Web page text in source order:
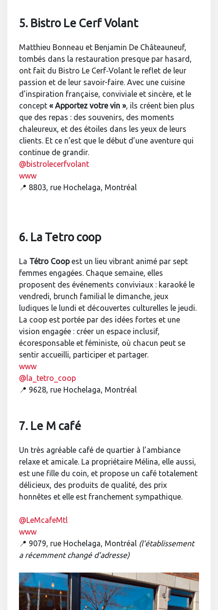
5. Bistro Le Cerf Volant
Matthieu Bonneau et Benjamin De Châteauneuf,
tombés dans la restauration presque par hasard,
ont fait du Bistro Le Cerf‑Volant le reflet de leur
passion et de leur savoir-faire. Avec une cuisine
d’inspiration française, conviviale et sincère, et le
concept « Apportez votre vin », ils créent bien plus
que des repas : des souvenirs, des moments
chaleureux, et des étoiles dans les yeux de leurs
clients. Et ce n’est que le début d’une aventure qui
continue de grandir.
@bistrolecerfvolant
www
📍 8803, rue Hochelaga, Montréal
6. La Tetro coop
La Tétro Coopest un lieu vibrant animé par sept
femmes engagées. Chaque semaine, elles
proposent des événements conviviaux : karaoké le
vendredi, brunch familial le dimanche, jeux
ludiques le lundi et découvertes culturelles le jeudi.
La coop est portée par des idées fortes et une
vision engagée : créer un espace inclusif,
écoresponsable et féministe, où chacun peut se
sentir accueilli, participer et partager.
www
@la_tetro_coop
📍 9628, rue Hochelaga, Montréal
7. Le M café
Un très agréable café de quartier à l’ambiance
relaxe et amicale. La propriétaire Mélina, elle aussi,
est une fille du coin, et propose un café totalement
délicieux, des produits de qualité, des prix
honnêtes et elle est franchement sympathique.
@LeMcafeMtl
www
📍 9079, rue Hochelaga, Montréal (l'établissement
a récemment changé d'adresse)